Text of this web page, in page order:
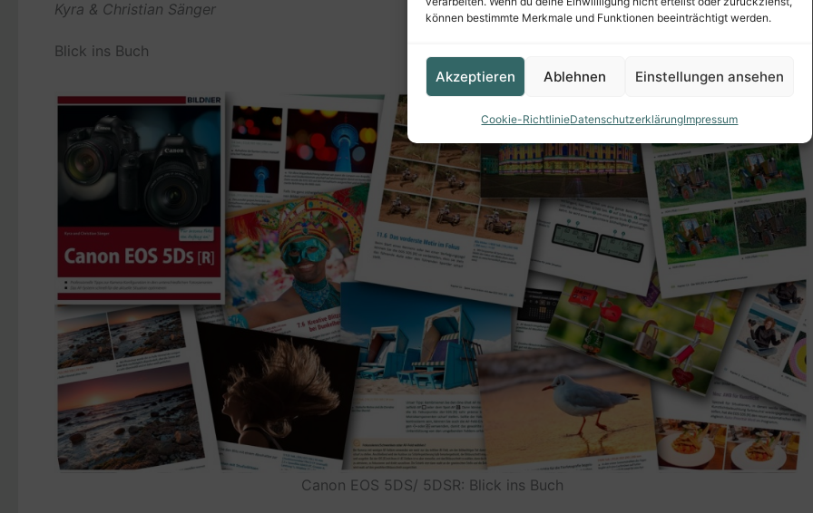
können bestimmte Merkmale und Funktionen beeinträchtigt werden.
Akzeptieren Ablehnen Einstellungen ansehen
Cookie-RichtlinieDatenschutzerklärungImpressum
Kyra & Christian Sänger
Blick ins Buch
Canon EOS 5DS/ 5DSR: Blick ins Buch